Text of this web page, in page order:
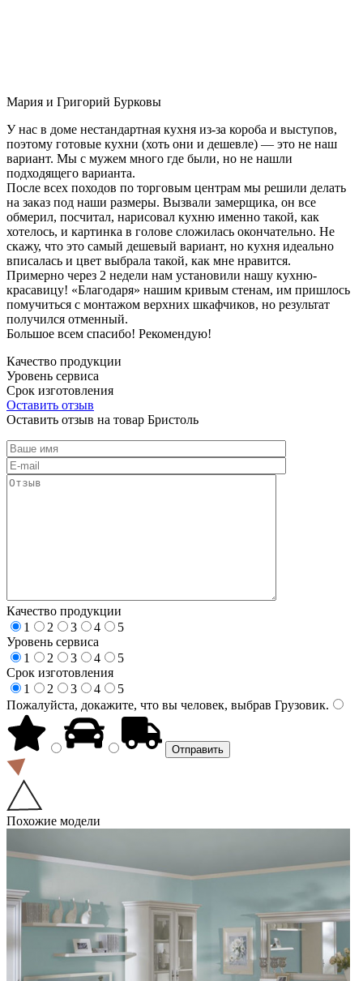
Мария и Григорий Бурковы
У нас в доме нестандартная кухня из-за короба и выступов,
поэтому готовые кухни (хоть они и дешевле) — это не наш
вариант. Мы с мужем много где были, но не нашли
подходящего варианта.
После всех походов по торговым центрам мы решили делать
на заказ под наши размеры. Вызвали замерщика, он все
обмерил, посчитал, нарисовал кухню именно такой, как
хотелось, и картинка в голове сложилась окончательно. Не
скажу, что это самый дешевый вариант, но кухня идеально
вписалась и цвет выбрала такой, как мне нравится.
Примерно через 2 недели нам установили нашу кухню-
красавицу! «Благодаря» нашим кривым стенам, им пришлось
помучиться с монтажом верхних шкафчиков, но результат
получился отменный.
Большое всем спасибо! Рекомендую!
Качество продукции
Уровень сервиса
Срок изготовления
Оставить отзыв
Оставить отзыв на товар Бристоль
Качество продукции
1
2 3 4
5
Уровень сервиса
1
2 3 4
5
Срок изготовления
1
2 3 4
5
Пожалуйста, докажите, что вы человек, выбрав Грузовик.
Похожие модели